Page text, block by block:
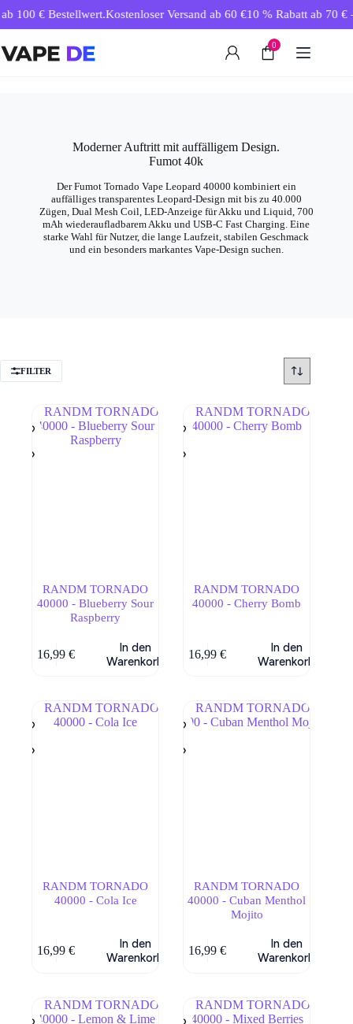
Inhalt€ Bestellwert.Kostenloser Versand ab 60 € 10 % Rabatt ab 70 € –
0
Moderner Auftritt mit auffälligem Design.
Fumot 40k
Der Fumot Tornado Vape Leopard 40000 kombiniert ein
auffälliges transparentes Leopard-Design mit bis zu 40.000
Zügen, Dual Mesh Coil, LED-Anzeige für Akku und Liquid, 700
mAh wiederaufladbarem Akku und USB-C Fast Charging. Eine
starke Wahl für Nutzer, die lange Laufzeit, stabilen Geschmack
und ein besonders markantes Vape-Design suchen.
FILTER
RANDM TORNADO
40000 - Blueberry Sour
Raspberry
16,99€
In den
Warenkorb
RANDM TORNADO
40000 - Cherry Bomb
16,99€
In den
Warenkorb
RANDM TORNADO
40000 - Cola Ice
16,99€
In den
Warenkorb
RANDM TORNADO
40000 - Cuban Menthol
Mojito
16,99€
In den
Warenkorb